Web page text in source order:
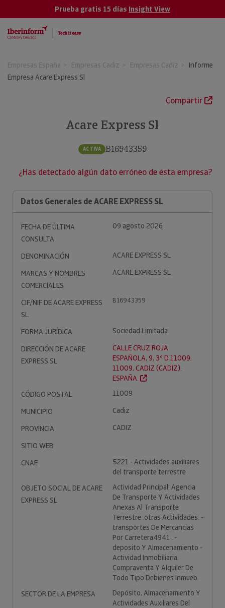
Prueba gratis 15 días Insight View
Empresas España Empresas Cadiz Empresas Cadiz
Informe
Empresa Acare Express Sl
Compartir
Acare Express Sl
ACTIVA B16943359
¿Has detectado algún dato erróneo de esta empresa?
Datos Generales de ACARE EXPRESS SL
FECHA DE ÚLTIMA
CONSULTA
09 agosto 2026
DENOMINACIÓN
ACARE EXPRESS SL
MARCAS Y NOMBRES
COMERCIALES
ACARE EXPRESS SL
CIF/NIF DE ACARE EXPRESS
SL
B16943359
FORMA JURÍDICA
Sociedad Limitada
DIRECCIÓN DE ACARE
EXPRESS SL
CALLE CRUZ ROJA
ESPAÑOLA, 9, 3º D 11009.
11009, CADIZ (CADIZ).
ESPAÑA.
CÓDIGO POSTAL
11009
MUNICIPIO
Cadiz
PROVINCIA
CADIZ
SITIO WEB
CNAE
5221 - Actividades auxiliares
del transporte terrestre
OBJETO SOCIAL DE ACARE
EXPRESS SL
Actividad Principal: Agencia
De Transporte Y Actividades
Anexas Al Transporte
Terrestre .otras Actividades: -
transportes De Mercancias
Por Carretera4941 . -
deposito Y Almacenamiento -
Actividad Inmobiliaria.
Compraventa Y Alquiler De
Todo Tipo Debienes Inmueb.
SECTOR DE LA EMPRESA
Depósito, Almacenamiento Y
Actividades Auxiliares Del